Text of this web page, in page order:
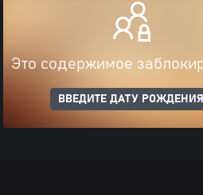
Это содержимое
ВВЕДИТЕ ДАТУ РОЖДЕНИЯ